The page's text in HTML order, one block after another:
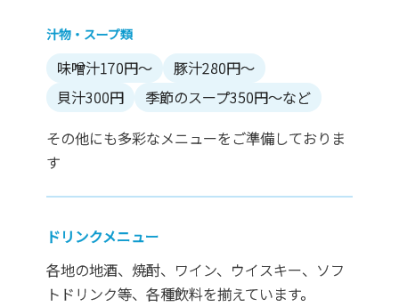
汁物・スープ類
味噌汁170円～
豚汁280円～
貝汁300円
季節のスープ350円～など
その他にも多彩なメニューをご準備しておりま
す
ドリンクメニュー
各地の地酒、焼酎、ワイン、ウイスキー、ソフ
トドリンク等、各種飲料を揃えています。